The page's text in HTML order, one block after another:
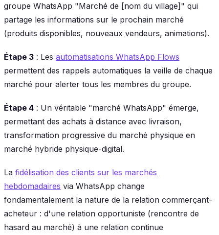
groupe WhatsApp "Marché de [nom du village]" qui
partage les informations sur le prochain marché
(produits disponibles, nouveaux vendeurs, animations).
Étape 3 : Les automatisations WhatsApp Flows
permettent des rappels automatiques la veille de chaque
marché pour alerter tous les membres du groupe.
Étape 4 : Un véritable "marché WhatsApp" émerge,
permettant des achats à distance avec livraison,
transformation progressive du marché physique en
marché hybride physique-digital.
La fidélisation des clients sur les marchés
hebdomadaires via WhatsApp change
fondamentalement la nature de la relation commerçant-
acheteur : d'une relation opportuniste (rencontre de
hasard au marché) à une relation continue